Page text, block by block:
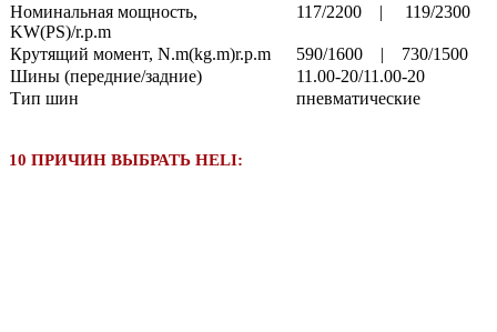
Номинальная мощность,
KW(PS)/r.p.m
117/2200 | 119/2300
Крутящий момент, N.m(kg.m)r.p.m
590/1600 | 730/1500
Шины (передние/задние)
11.00-20/11.00-20
Тип шин
пневматические
10 ПРИЧИН ВЫБРАТЬ HELI: